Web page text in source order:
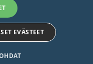
Avoin.Systems
EVÄSTEET